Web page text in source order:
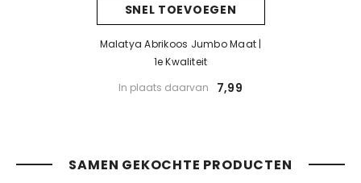
SNEL TOEVOEGEN
Malatya Abrikoos Jumbo Maat |
1e Kwaliteit
In plaats daarvan
7,99
SAMEN GEKOCHTE PRODUCTEN